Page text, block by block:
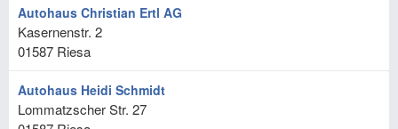
Autohaus Christian Ertl AG
Kasernenstr. 2
01587 Riesa
Autohaus Heidi Schmidt
Lommatzscher Str. 27